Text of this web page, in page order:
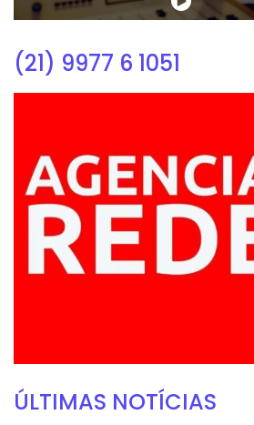
(21) 9977 6 1051
ÚLTIMAS NOTÍCIAS